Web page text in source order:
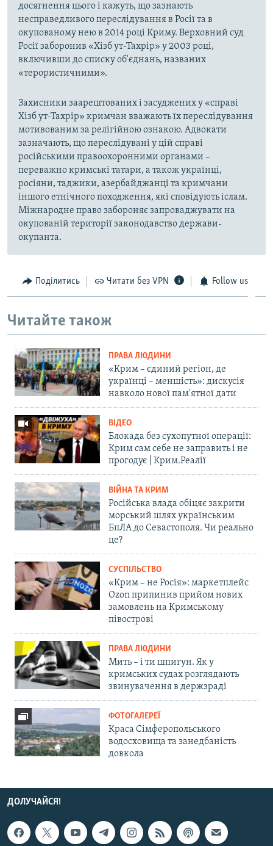
досягнення цього і кажуть, що зазнають
несправедливого переслідування в Росії та в
окупованому нею в 2014 році Криму. Верховний суд
Росії заборонив «Хізб ут-Тахрір» у 2003 році,
включивши до списку об'єднань, названих
«терористичними».
Захисники заарештованих і засуджених у «справі
Хізб ут-Тахрір» кримчан вважають їх переслідування
мотивованим за релігійною ознакою. Адвокати
зазначають, що переслідувані у цій справі
російськими правоохоронними органами –
переважно кримські татари, а також українці,
росіяни, таджики, азербайджанці та кримчани
іншого етнічного походження, які сповідують іслам.
Міжнародне право забороняє запроваджувати на
окупованій території законодавство держави-
окупанта.
Поділитись Читати без VPN Follow us
Читайте також
ПРАВА ЛЮДИНИ
«Крим – єдиний регіон, де
українці – меншість»: дискусія
навколо нової пам'ятної дати
ВІДЕО
Блокада без сухопутної операції:
Крим сам себе не заправить і не
прогодує | Крим.Реалії
ВІЙНА ТА КРИМ
Російська влада обіцяє закрити
морський шлях українським
БпЛА до Севастополя. Чи реально
це?
СУСПІЛЬСТВО
«Крим – не Росія»: маркетплейс
Ozon припинив прийом нових
замовлень на Кримському
півострові
ПРАВА ЛЮДИНИ
Мить – і ти шпигун. Як у
кримських судах розглядають
звинувачення в держзраді
ФОТОГАЛЕРЕЇ
Краса Сімферопольського
водосховища та занедбаність
довкола
ДОЛУЧАЙСЯ!